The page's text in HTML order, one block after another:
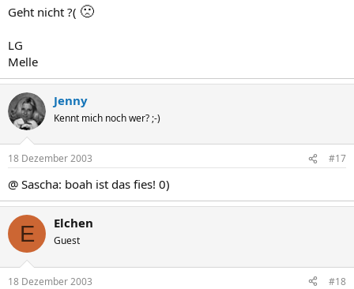
Geht nicht ?( 🙁
LG
Melle
Jenny
Kennt mich noch wer? ;-)
18 Dezember 2003 #17
@ Sascha: boah ist das fies! 0)
E Elchen
Guest
18 Dezember 2003 #18